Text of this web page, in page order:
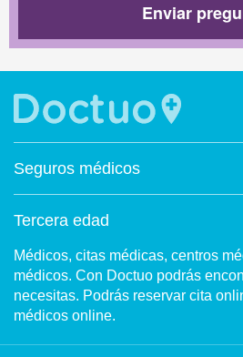
Enviar
Seguros médicos
Tercera edad
Médicos, citas médicas, centros
médicos. Con Doctuo podrás
necesitas. Podrás reservar cita
médicos online.